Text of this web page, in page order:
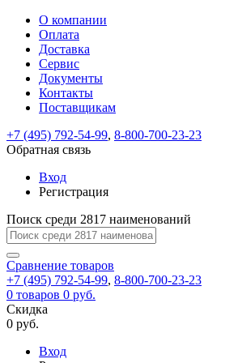
ВходРегистрация
Только
test@example.com
отправлена
по
ней
для
регистрации.
Ок
Только
Запомнить
меня
Забыли
Восстановление
пароля
Заполните
форму.
Мы
отправим
ссылку
на
указанный
электронный
адрес,
перейдя
по
которой
вы
новый
На
вашу
test@test.ru
отправлена
ссылка.
Перейдите
по
для
смены
пароля.
Введите
новый
пароль
Сменить
Пароль
успешно
Войти
Обратная
связь
Сообщение
пользовательского
соглашения
Ваше
сообщение
успешно
О компании
Оплата
Доставка
Сервис
Документы
Контакты
Поставщикам
+7 (495) 792-54-99, 8-800-700-23-23
Обратная связь
Вход
Регистрация
Поиск среди 2817 наименований
Сравнение товаров
+7 (495) 792-54-99, 8-800-700-23-23
0 товаров 0 руб.
Скидка
0 руб.
Вход